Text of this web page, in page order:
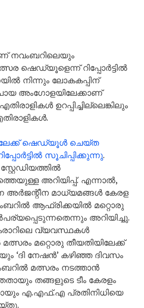
നവംബറിലെയും
ഷെഡ്യൂളെന്ന് റിപ്പോർട്ടിൽ
നിന്നും ലോകകപ്പിന്
അംഗോളയിലേക്കാണ്
ഉറപ്പിച്ചില്ലെങ്കിലും
ഷെഡ്യൂൾ​ ചെയ്ത
സൂചിപ്പിക്കുന്നു.
അറിയിപ്പ്. എന്നാൽ,
അർജന്റീന മാധ്യമങ്ങൾ കേരള
ആഫ്രിക്കയിൽ മറ്റൊരു
അറിയിച്ചു.
വ്യവസ്ഥകൾ
മറ്റൊരു തീയതിയിലേക്ക്
‘ദി നേഷൻ’ കഴിഞ്ഞ ദിവസം
മത്സരം നടത്താൻ
തങ്ങളുടെ ടീം കേരളം
എ.എഫ്.എ പ്രതിനിധിയെ